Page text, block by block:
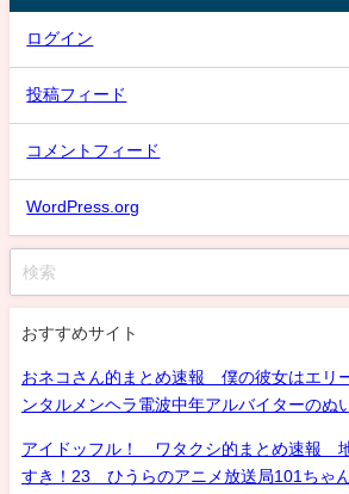
ログイン
投稿フィード
コメントフィード
WordPress.org
おすすめサイト
おネコさん的まとめ速報 僕の彼女はエリ
ンタルメンヘラ電波中年アルバイターのぬ
アイドッフル！ ワタクシ的まとめ速報
すき！23 ひうらのアニメ放送局101ちゃ